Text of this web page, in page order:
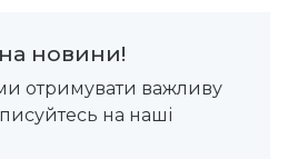
новини!
отримувати важливу
на наші